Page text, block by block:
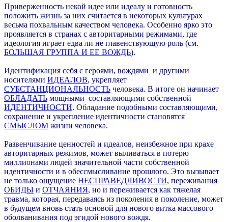
Приверженность некой идее или идеалу и готовность
положить жизнь за них считается в некоторых культурах
весьма похвальным качеством человека. Особенно ярко это
проявляется в странах с авторитарными режимами, где
идеология играет едва ли не главенствующую роль (см.
БОЛЬШАЯ ГРУППА И ЕЕ ВОЖДЬ).
Идентификация себя с героями, вождями и другими
носителями ИДЕАЛОВ, укрепляет
СУБСТАНЦИОНАЛЬНОСТЬ человека. В итоге он начинает
ОБЛАДАТЬ мощными составляющими собственной
ИДЕНТИЧНОСТИ. Обладание подобными составляющими,
сохранение и укрепление идентичности становятся
СМЫСЛОМ жизни человека.
Развенчивание ценностей и идеалов, неизбежное при крахе
авторитарных режимов, может выливаться в потерю
миллионами людей значительной части собственной
идентичности и в обессмысливание прошлого. Это вызывает
не только ощущение НЕСПРАВЕДЛИВОСТИ, переживания
ОБИДЫ и ОТЧАЯНИЯ, но и переживается как тяжелая
травма, которая, передаваясь из поколения в поколение, может
в будущем вновь стать основой для нового витка массового
оболванивания под эгидой нового вождя.